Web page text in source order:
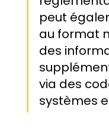
peut
au format
des
via des
systèmes